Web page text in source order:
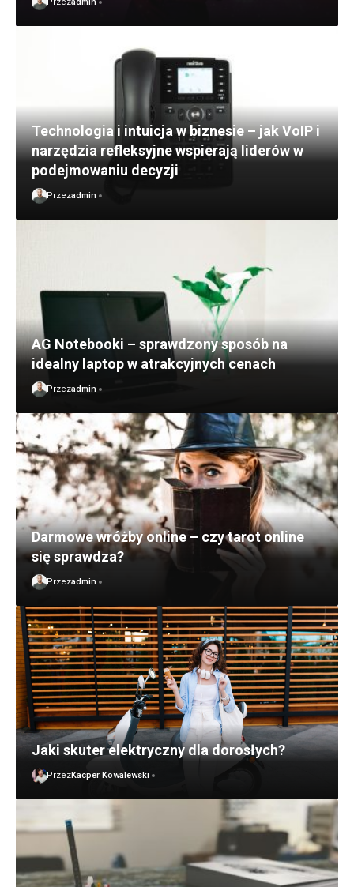
Technologia i intuicja w biznesie – jak VoIP i
narzędzia refleksyjne wspierają liderów w
podejmowaniu decyzji
Przezadmin
AG Notebooki – sprawdzony sposób na
idealny laptop w atrakcyjnych cenach
Przezadmin
Darmowe wróżby online – czy tarot online
się sprawdza?
Przezadmin
Jaki skuter elektryczny dla dorosłych?
PrzezKacper Kowalewski